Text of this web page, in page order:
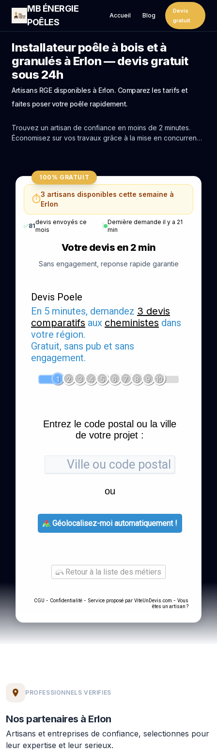
MB ÉNERGIE
POÊLES
Accueil Blog
Devis
gratuit
Installateur poêle à bois et à
granulés à Erlon — devis gratuit
sous 24h
Artisans RGE disponibles à Erlon. Comparez les tarifs et
faites poser votre poêle rapidement.
Trouvez un artisan de confiance en moins de 2 minutes.
Économisez sur vos travaux grâce à la mise en concurrence
100% GRATUIT
⏱️3 artisans disponibles cette semaine à
Erlon
✅81
devis envoyés ce
mois
Dernière demande il y a 21
min
Votre devis en 2 min
Sans engagement, reponse rapide garantie
Devis Poele
En 5 minutes, demandez 3 devis
comparatifs aux cheministes dans
votre région.
Gratuit, sans pub et sans
engagement.
1 2 3 4 5 6 7 8 9 10
Entrez le code postal ou la ville
de votre projet :
ou
Géolocalisez-moi automatiquement !
Retour à la liste des métiers
CGU - Confidentialité - Service proposé par ViteUnDevis.com - Vous
êtes un artisan ?
PROFESSIONNELS VERIFIES
Nos partenaires à Erlon
Artisans et entreprises de confiance, selectionnes pour
leur expertise et leur serieux.